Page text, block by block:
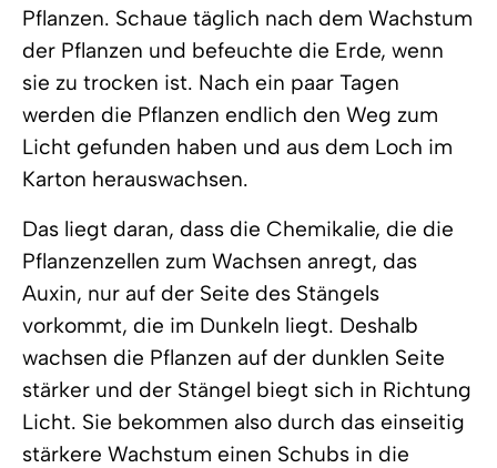
Pflanzen. Schaue täglich nach dem Wachstum
der Pflanzen und befeuchte die Erde, wenn
sie zu trocken ist. Nach ein paar Tagen
werden die Pflanzen endlich den Weg zum
Licht gefunden haben und aus dem Loch im
Karton herauswachsen.
Das liegt daran, dass die Chemikalie, die die
Pflanzenzellen zum Wachsen anregt, das
Auxin, nur auf der Seite des Stängels
vorkommt, die im Dunkeln liegt. Deshalb
wachsen die Pflanzen auf der dunklen Seite
stärker und der Stängel biegt sich in Richtung
Licht. Sie bekommen also durch das einseitig
stärkere Wachstum einen Schubs in die